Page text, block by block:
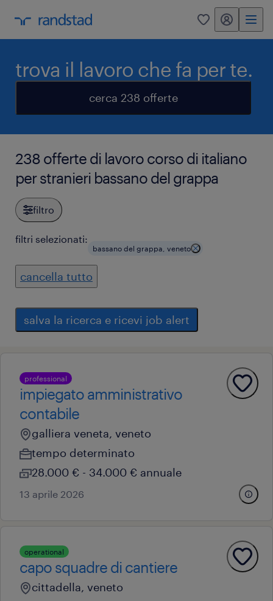
0 my randstad
trova il lavoro che fa per te.
cerca 238 offerte
238 offerte di lavoro corso di italiano
per stranieri bassano del grappa
filtro
filtri selezionati:
bassano del grappa, veneto
cancella tutto
salva la ricerca e ricevi job alert
professional
impiegato amministrativo
contabile
galliera veneta, veneto
tempo determinato
28.000 € - 34.000 € annuale
13 aprile 2026
operational
capo squadre di cantiere
cittadella, veneto